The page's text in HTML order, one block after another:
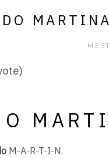
DO
M-A-R-T-I-N.